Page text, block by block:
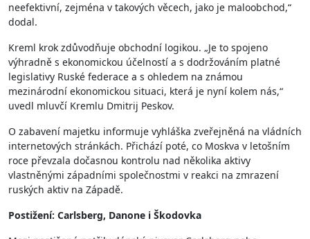
neefektivní, zejména v takových věcech, jako je maloobchod,“
dodal.
Kreml krok zdůvodňuje obchodní logikou. „Je to spojeno
výhradně s ekonomickou účelností a s dodržováním platné
legislativy Ruské federace a s ohledem na známou
mezinárodní ekonomickou situaci, která je nyní kolem nás,“
uvedl mluvčí Kremlu Dmitrij Peskov.
O zabavení majetku informuje vyhláška zveřejněná na vládních
internetových stránkách. Přichází poté, co Moskva v letošním
roce převzala dočasnou kontrolu nad několika aktivy
vlastněnými západními společnostmi v reakci na zmrazení
ruských aktiv na Západě.
Postižení: Carlsberg, Danone i Škodovka